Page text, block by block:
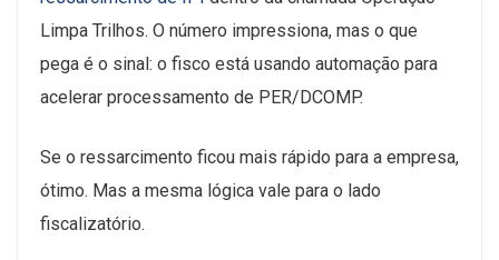
Limpa Trilhos. O número impressiona, mas o que
pega é o sinal: o fisco está usando automação para
acelerar processamento de PER/DCOMP.
Se o ressarcimento ficou mais rápido para a empresa,
ótimo. Mas a mesma lógica vale para o lado
fiscalizatório.